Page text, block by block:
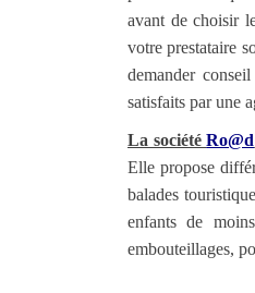
avant de choisir
votre prestataire
demander
satisfaits par une
La sociétéRo@d
Elle propose
balades
enfants de
embouteillages,